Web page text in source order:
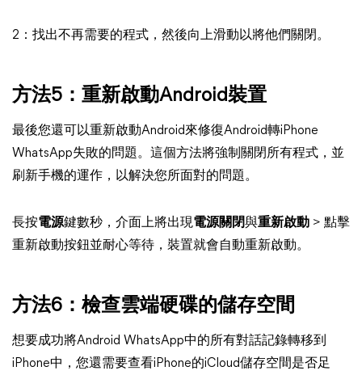
2：找出不再需要的程式，然後向上滑動以將他們關閉。
方法5：重新啟動Android裝置
最後您還可以重新啟動Android來修復Android轉iPhone
WhatsApp失敗的問題。這個方法將強制關閉所有程式，並
刷新手機的運作，以解決您所面對的問題。
長按電源鍵數秒，介面上將出現電源關閉與重新啟動 > 點擊
重新啟動按鈕並耐心等待，裝置就會自動重新啟動。
方法6：檢查雲端硬碟的儲存空間
想要成功將Android WhatsApp中的所有對話記錄轉移到
iPhone中，您還需要查看iPhone的iCloud儲存空間是否足